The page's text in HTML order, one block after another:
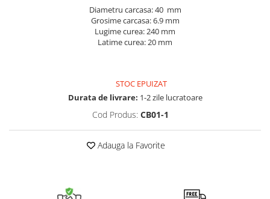
Diametru carcasa: 40 mm
Grosime carcasa: 6.9 mm
Lugime curea: 240 mm
Latime curea: 20 mm
STOC EPUIZAT
Durata de livrare: 1-2 zile lucratoare
Cod Produs: CB01-1
Adauga la Favorite